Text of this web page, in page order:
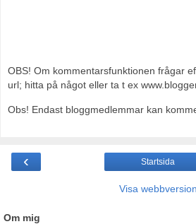
OBS! Om kommentarsfunktionen frågar
url; hitta på något eller ta t ex
Obs! Endast bloggmedlemmar kan
‹ Startsida
Visa webbversion
Om mig